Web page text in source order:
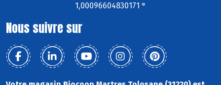
1,00096604830171 °
Nous suivre sur